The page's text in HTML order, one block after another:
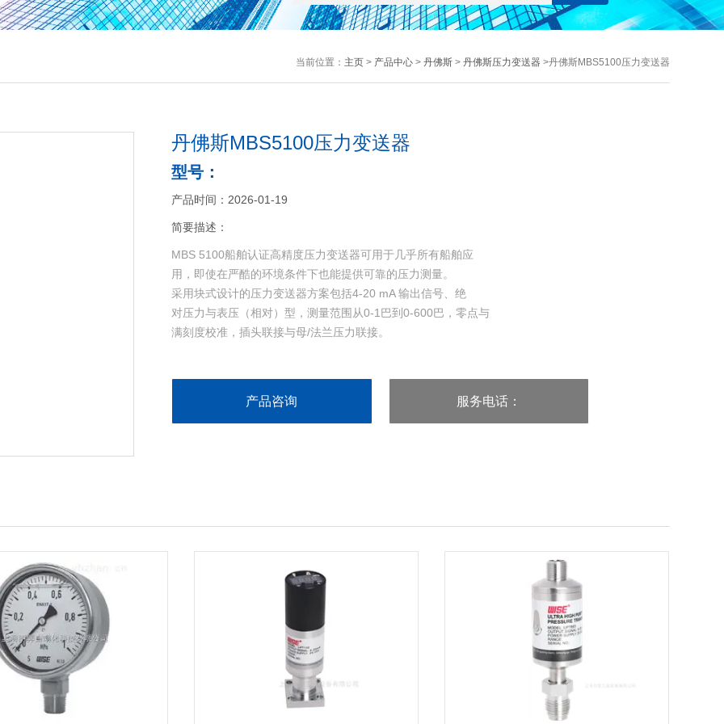
当前位置： 主页> 产品中心> 丹佛斯> 丹佛斯压力变送器 >丹佛斯MBS5100压力变送器
丹佛斯MBS5100压力变送器
型号：
产品时间：2026-01-19
简要描述：
MBS 5100船舶认证高精度压力变送器可用于几乎所有船舶应
用，即使在严酷的环境条件下也能提供可靠的压力测量。
采用块式设计的压力变送器方案包括4-20 mA 输出信号、绝
对压力与表压（相对）型，测量范围从0-1巴到0-600巴，零点与
满刻度校准，插头联接与母/法兰压力联接。
产品咨询 服务电话 ：